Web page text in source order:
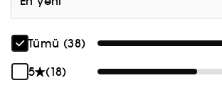
Tümü (38)
5
(18)